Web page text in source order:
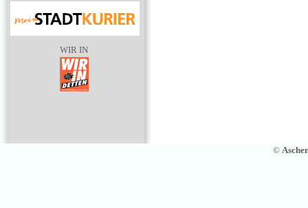
WIR IN
©